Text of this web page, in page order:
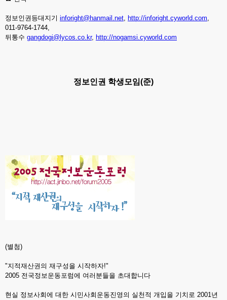
정보인권등대지기 inforight@hanmail.net, http://inforight.cyworld.com,
011-9764-1744,
뒤통수 gangdogi@lycos.co.kr, http://nogamsi.cyworld.com
정보인권 학생모임(준)
(별첨)
"지적재산권의 재구성을 시작하자!"
2005 전국정보운동포럼에 여러분들을 초대합니다
현실 정보사회에 대한 시민사회운동진영의 실천적 개입을 기치로 2001년